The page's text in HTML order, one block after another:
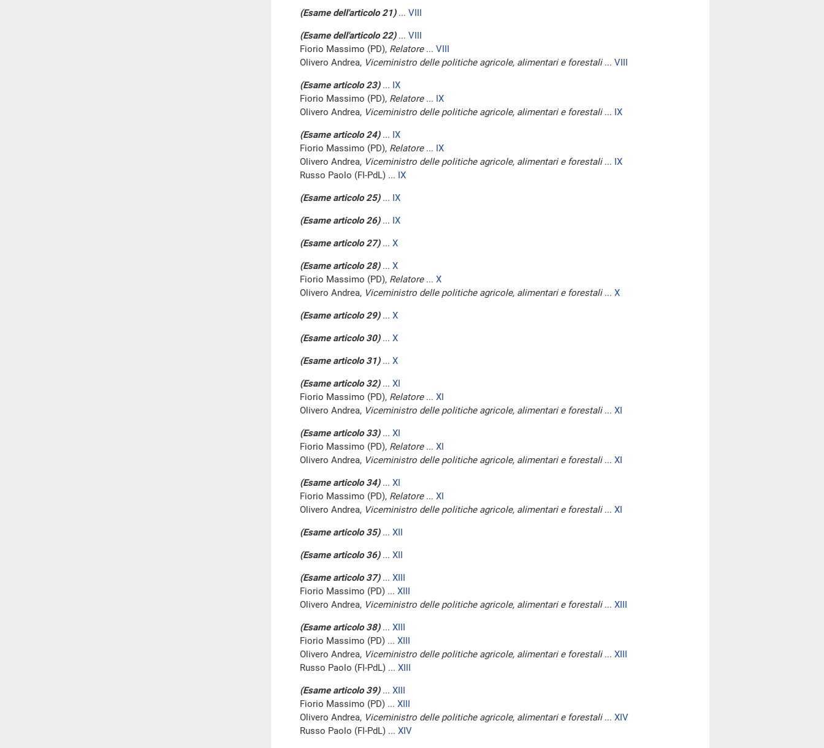
(Esame dell'articolo 21) ... VIII
(Esame dell'articolo 22) ... VIII
Fiorio Massimo (PD), Relatore... VIII
Olivero Andrea, Viceministro delle politiche agricole, alimentari e forestali... VIII
(Esame articolo 23) ... IX
Fiorio Massimo (PD), Relatore... IX
Olivero Andrea, Viceministro delle politiche agricole, alimentari e forestali... IX
(Esame articolo 24) ... IX
Fiorio Massimo (PD), Relatore... IX
Olivero Andrea, Viceministro delle politiche agricole, alimentari e forestali... IX
Russo Paolo (FI-PdL) ... IX
(Esame articolo 25) ... IX
(Esame articolo 26) ... IX
(Esame articolo 27) ... X
(Esame articolo 28) ... X
Fiorio Massimo (PD), Relatore... X
Olivero Andrea, Viceministro delle politiche agricole, alimentari e forestali... X
(Esame articolo 29) ... X
(Esame articolo 30) ... X
(Esame articolo 31) ... X
(Esame articolo 32) ... XI
Fiorio Massimo (PD), Relatore... XI
Olivero Andrea, Viceministro delle politiche agricole, alimentari e forestali... XI
(Esame articolo 33) ... XI
Fiorio Massimo (PD), Relatore... XI
Olivero Andrea, Viceministro delle politiche agricole, alimentari e forestali... XI
(Esame articolo 34) ... XI
Fiorio Massimo (PD), Relatore... XI
Olivero Andrea, Viceministro delle politiche agricole, alimentari e forestali... XI
(Esame articolo 35) ... XII
(Esame articolo 36) ... XII
(Esame articolo 37) ... XIII
Fiorio Massimo (PD) ... XIII
Olivero Andrea, Viceministro delle politiche agricole, alimentari e forestali... XIII
(Esame articolo 38) ... XIII
Fiorio Massimo (PD) ... XIII
Olivero Andrea, Viceministro delle politiche agricole, alimentari e forestali... XIII
Russo Paolo (FI-PdL) ... XIII
(Esame articolo 39) ... XIII
Fiorio Massimo (PD) ... XIII
Olivero Andrea, Viceministro delle politiche agricole, alimentari e forestali... XIV
Russo Paolo (FI-PdL) ... XIV